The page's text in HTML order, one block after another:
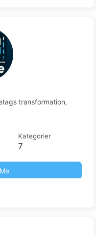
transformation,
Kategorier
7